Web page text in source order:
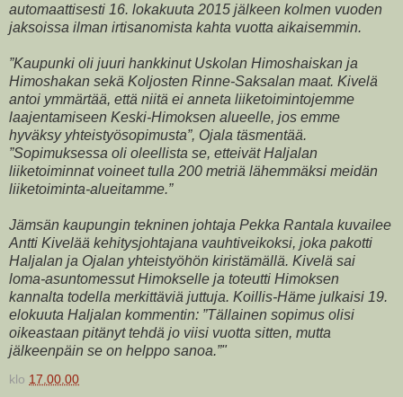
automaattisesti 16. lokakuuta 2015 jälkeen kolmen vuoden
jaksoissa ilman irtisanomista kahta vuotta aikaisemmin.
”Kaupunki oli juuri hankkinut Uskolan Himoshaiskan ja
Himoshakan sekä Koljosten Rinne-Saksalan maat. Kivelä
antoi ymmärtää, että niitä ei anneta liiketoimintojemme
laajentamiseen Keski-Himoksen alueelle, jos emme
hyväksy yhteistyösopimusta”, Ojala täsmentää.
”Sopimuksessa oli oleellista se, etteivät Haljalan
liiketoiminnat voineet tulla 200 metriä lähemmäksi meidän
liiketoiminta-alueitamme.”
Jämsän kaupungin tekninen johtaja Pekka Rantala kuvailee
Antti Kivelää kehitysjohtajana vauhtiveikoksi, joka pakotti
Haljalan ja Ojalan yhteistyöhön kiristämällä. Kivelä sai
loma-asuntomessut Himokselle ja toteutti Himoksen
kannalta todella merkittäviä juttuja. Koillis-Häme julkaisi 19.
elokuuta Haljalan kommentin: ”Tällainen sopimus olisi
oikeastaan pitänyt tehdä jo viisi vuotta sitten, mutta
jälkeenpäin se on helppo sanoa.”"
klo 17.00.00